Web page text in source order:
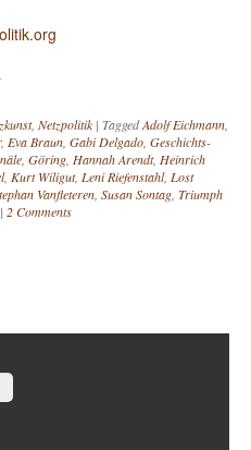
, Netzpolitik | TaggedAdolf Eichmann,
, Eva Braun, Gabi Delgado, Geschichts-
, Göring, Hannah Arendt, Heinrich
, Kurt Wiligut, Leni Riefenstahl, Lost
Vanfleteren, Susan Sontag, Triumph
| 2 Comments